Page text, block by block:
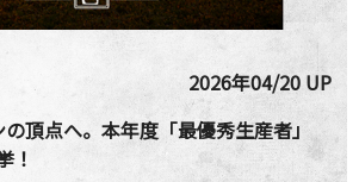
2026年04/20 UP
頂点へ。本年度「最優秀生産者」
！